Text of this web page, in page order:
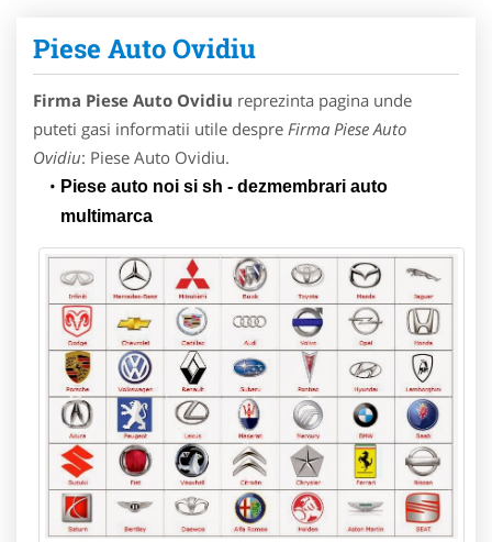
Piese Auto Ovidiu
Firma Piese Auto Ovidiu reprezinta pagina unde
puteti gasi informatii utile despre Firma Piese Auto
Ovidiu: Piese Auto Ovidiu.
Piese auto noi si sh - dezmembrari auto
multimarca